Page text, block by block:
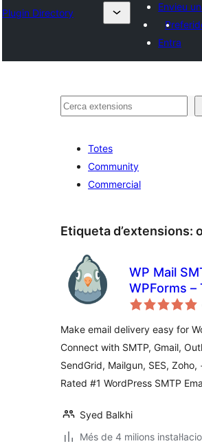
Plugin Directory
Envieu
Entra
Cerca
Totes
Community
Commercial
Etiqueta d’extensions:
WP Mail
WPForms –
Most
Plugin
Make email delivery easy for
Connect with SMTP, Gmail,
SendGrid, Mailgun, SES, Zoho,
Rated #1 WordPress SMTP
Syed Balkhi
Més de 4 milions